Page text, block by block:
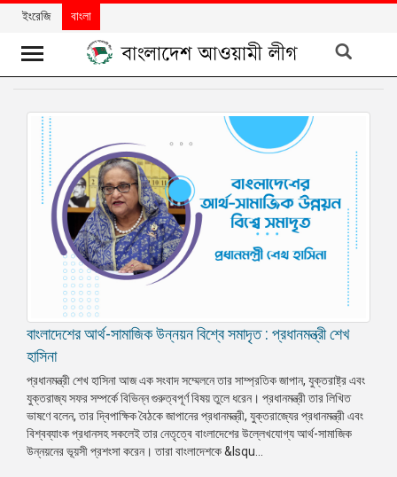
উন্নয়নের
বাংলাদেশ
নিউজলেটার
প্রেস
রিলিজ
ইংরেজি বাংলা
বাংলাদেশের আর্থ-সামাজিক উন্নয়ন বিশ্বে সমাদৃত : প্রধানমন্ত্রী শেখ
হাসিনা
প্রধানমন্ত্রী শেখ হাসিনা আজ এক সংবাদ সম্মেলনে তার সাম্প্রতিক জাপান, যুক্তরাষ্ট্র এবং
যুক্তরাজ্য সফর সম্পর্কে বিভিন্ন গুরুত্বপূর্ণ বিষয় তুলে ধরেন। প্রধানমন্ত্রী তার লিখিত
ভাষণে বলেন, তার দ্বিপাক্ষিক বৈঠকে জাপানের প্রধানমন্ত্রী, যুক্তরাজ্যের প্রধানমন্ত্রী এবং
বিশ্বব্যাংক প্রধানসহ সকলেই তার নেতৃত্বে বাংলাদেশের উল্লেখযোগ্য আর্থ-সামাজিক
উন্নয়নের ভূয়সী প্রশংসা করেন। তারা বাংলাদেশকে &lsqu...